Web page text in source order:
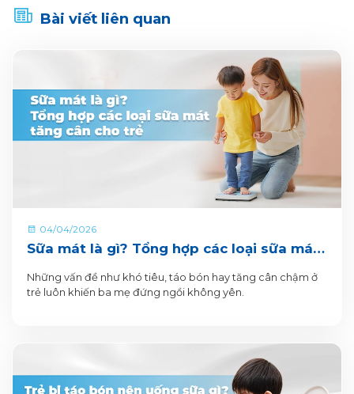
Bài viết liên quan
04/04/2026
Sữa mát là gì? Tổng hợp các loại sữa mát
tăng cân cho trẻ
Những vấn đề như khó tiêu, táo bón hay tăng cân chậm ở
trẻ luôn khiến ba mẹ đứng ngồi không yên.